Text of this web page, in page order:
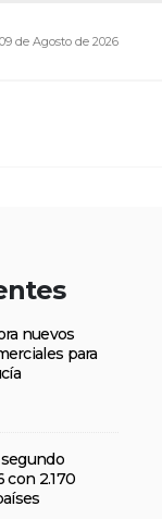
de Agosto de 2026
nuevos
para
2.170